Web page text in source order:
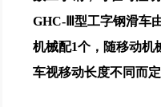
GHC-Ⅲ型工字钢滑车
机械配1个，随移动机
车视移动长度不同而